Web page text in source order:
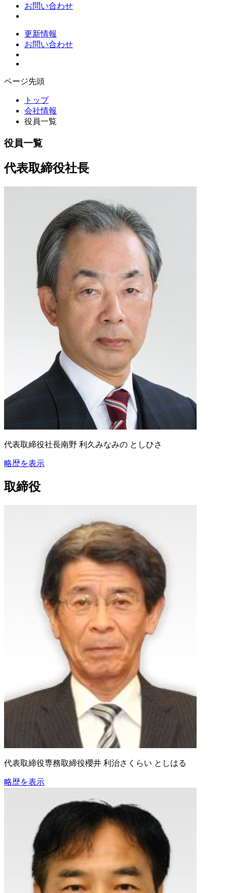
お問い合わせ
更新情報
お問い合わせ
ページ先頭
トップ
会社情報
役員一覧
役員一覧
代表取締役社長
代表取締役社長南野 利久 みなみの としひさ
略歴を表示
取締役
代表取締役専務取締役櫻井 利治さくらい としはる
略歴を表示